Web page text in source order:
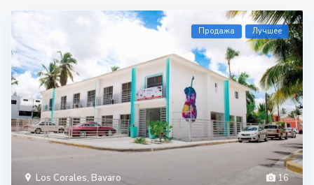
16
Los Corales, Bavaro
Продажа Лучшее